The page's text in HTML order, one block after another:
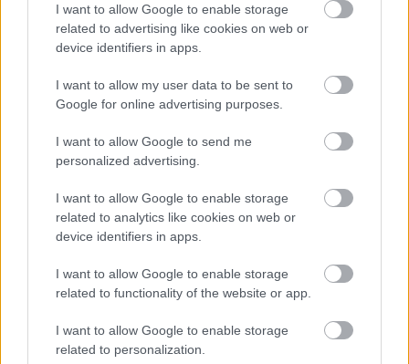
I want to allow Google to enable storage
related to advertising like cookies on web or
device identifiers in apps.
I want to allow my user data to be sent to
Google for online advertising purposes.
I want to allow Google to send me
personalized advertising.
I want to allow Google to enable storage
related to analytics like cookies on web or
device identifiers in apps.
I want to allow Google to enable storage
related to functionality of the website or app.
I want to allow Google to enable storage
related to personalization.